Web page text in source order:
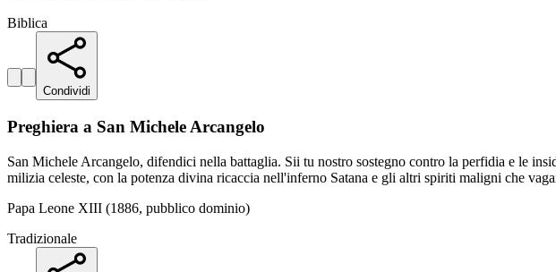
Biblica
Condividi
Preghiera a San Michele Arcangelo
San Michele Arcangelo, difendici nella battaglia. Sii tu nostro sostegno contro la perfidia e le
milizia celeste, con la potenza divina ricaccia nell'inferno Satana e gli altri spiriti maligni che
Papa Leone XIII (1886, pubblico dominio)
Tradizionale